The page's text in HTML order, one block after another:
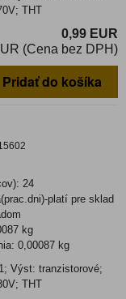
THT
0,99 EUR
(Cena bez DPH)
Pridať do košíka
24
platí pre sklad
kg
0,00087 kg
Výst: tranzistorové;
THT